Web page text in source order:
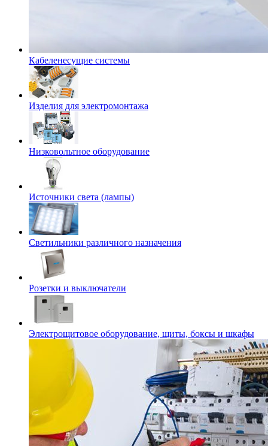
Кабеленесущие системы
Изделия для электромонтажа
Низковольтное оборудование
Источники света (лампы)
Светильники различного назначения
Розетки и выключатели
Электрощитовое оборудование, щиты, боксы и шкафы